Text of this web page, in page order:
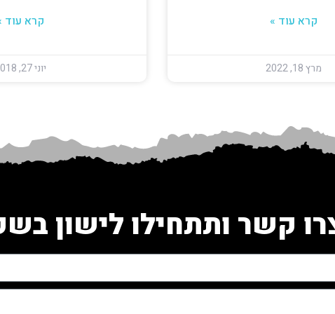
קרא עוד »
מרץ 18, 2022
קרא עוד
יוני 27, 2018
קשר ותתחילו לישון